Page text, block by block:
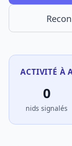
ACTIVITÉ À
0
nids signalés